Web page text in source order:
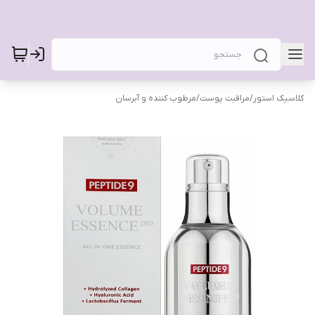
کلاسیک استور/مراقبت پوست/مرطوب کننده و آبرسان